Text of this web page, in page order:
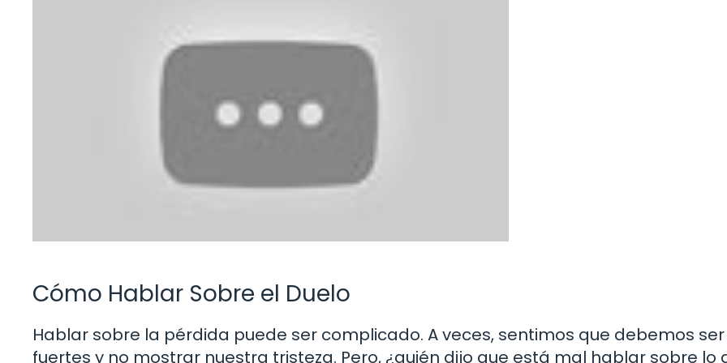
Cómo Hablar Sobre el Duelo
Hablar sobre la pérdida puede ser complicado. A veces, sentimos que debemos ser
fuertes y no mostrar nuestra tristeza. Pero, ¿quién dijo que está mal hablar sobre lo